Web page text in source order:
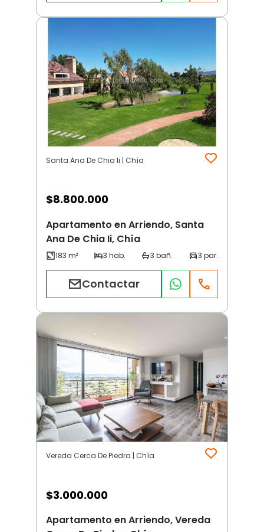
Santa Ana De Chia Ii | Chía
$8.800.000
Apartamento en Arriendo, Santa
Ana De Chia Ii, Chía
Contactar
Vereda Cerca De Piedra | Chía
$3.000.000
Apartamento en Arriendo, Vereda